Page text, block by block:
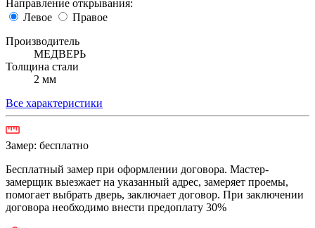
Направление открывания:
Левое
Правое
Производитель
МЕДВЕРЬ
Толщина стали
2 мм
Все характеристики
Замер: бесплатно
Бесплатный замер при оформлении договора. Мастер-
замерщик выезжает на указанный адрес, замеряет проемы,
помогает выбрать дверь, заключает договор. При заключении
договора необходимо внести предоплату 30%